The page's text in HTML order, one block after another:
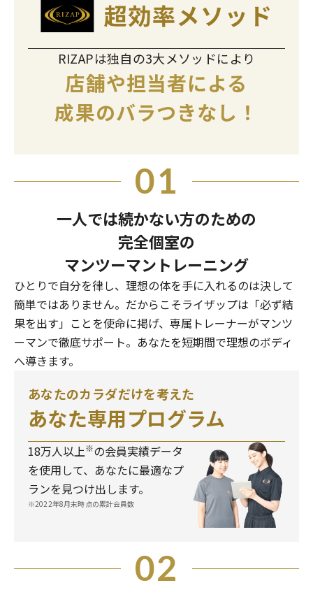
RIZAPは独自の3大メソッドにより
店舗や担当者による
成果のバラつきなし！
01
一人では続かない方のための
完全個室の
マンツーマントレーニング
ひとりで自分を律し、理想の体を手に入れるのは決して
簡単ではありません。だからこそライザップは「必ず結
果を出す」ことを使命に掲げ、専属トレーナーがマンツ
ーマンで徹底サポート。あなたを短期間で理想のボディ
へ導きます。
あなたのカラダだけを考えた
あなた専用プログラム
18万人以上※の会員実績データ
を使用して、あなたに最適なプ
ランを見つけ出します。
※2022年8月末時点の累計会員数
02